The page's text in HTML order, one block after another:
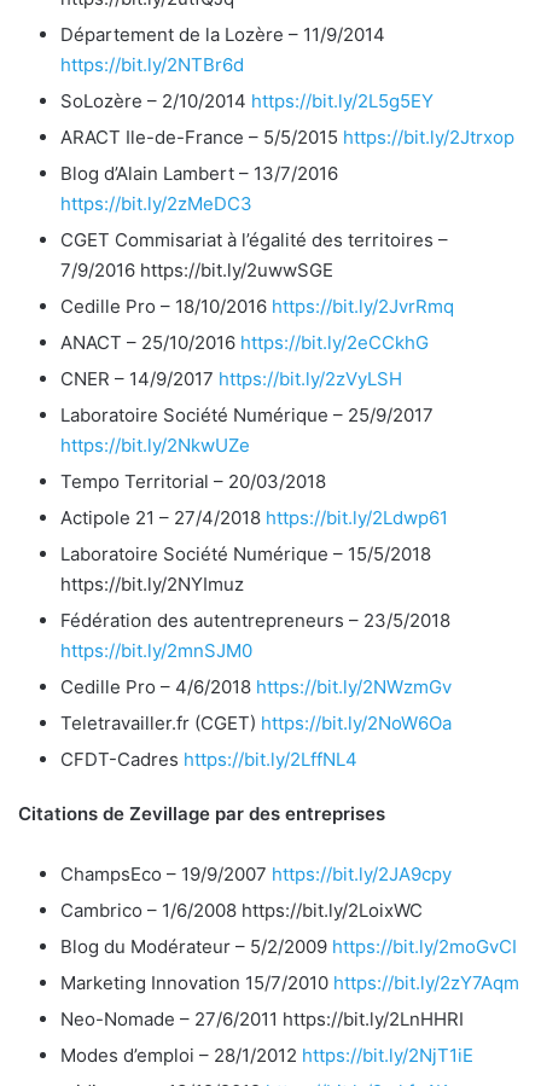
Département de la Lozère – 11/9/2014
https://bit.ly/2NTBr6d
SoLozère – 2/10/2014 https://bit.ly/2L5g5EY
ARACT Ile-de-France – 5/5/2015 https://bit.ly/2Jtrxop
Blog d’Alain Lambert – 13/7/2016
https://bit.ly/2zMeDC3
CGET Commisariat à l’égalité des territoires –
7/9/2016 https://bit.ly/2uwwSGE
Cedille Pro – 18/10/2016 https://bit.ly/2JvrRmq
ANACT – 25/10/2016 https://bit.ly/2eCCkhG
CNER – 14/9/2017 https://bit.ly/2zVyLSH
Laboratoire Société Numérique – 25/9/2017
https://bit.ly/2NkwUZe
Tempo Territorial – 20/03/2018
Actipole 21 – 27/4/2018 https://bit.ly/2Ldwp61
Laboratoire Société Numérique – 15/5/2018
https://bit.ly/2NYImuz
Fédération des autentrepreneurs – 23/5/2018
https://bit.ly/2mnSJM0
Cedille Pro – 4/6/2018 https://bit.ly/2NWzmGv
Teletravailler.fr (CGET) https://bit.ly/2NoW6Oa
CFDT-Cadres https://bit.ly/2LffNL4
Citations de Zevillage par des entreprises
ChampsEco – 19/9/2007 https://bit.ly/2JA9cpy
Cambrico – 1/6/2008 https://bit.ly/2LoixWC
Blog du Modérateur – 5/2/2009 https://bit.ly/2moGvCI
Marketing Innovation 15/7/2010 https://bit.ly/2zY7Aqm
Neo-Nomade – 27/6/2011 https://bit.ly/2LnHHRI
Modes d’emploi – 28/1/2012 https://bit.ly/2NjT1iE